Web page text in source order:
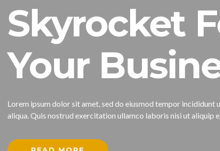
Skyrocket
Your
Lorem ipsum dolor sit amet, sed do eiusmod tempor incididunt
aliqua. Quis nostrud exercitation ullamco laboris nisi ut aliquip